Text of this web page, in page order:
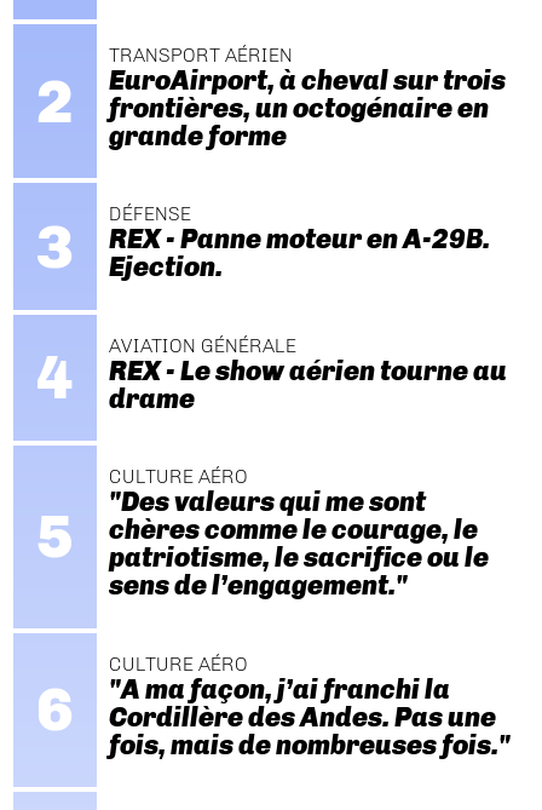
TRANSPORT AÉRIEN
EuroAirport, à cheval sur trois
frontières, un octogénaire en
grande forme
DÉFENSE
REX - Panne moteur en A-29B.
Ejection.
AVIATION GÉNÉRALE
REX - Le show aérien tourne au
drame
CULTURE AÉRO
"Des valeurs qui me sont
chères comme le courage, le
patriotisme, le sacrifice ou le
sens de l’engagement."
CULTURE AÉRO
"A ma façon, j’ai franchi la
Cordillère des Andes. Pas une
fois, mais de nombreuses fois."